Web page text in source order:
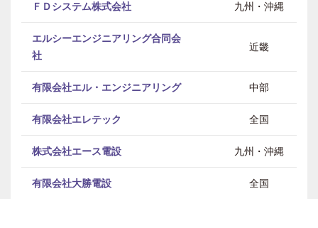
ＦＤシステム株式会社 九州・沖縄
エルシーエンジニアリング合同会
社
近畿
有限会社エル・エンジニアリング 中部
有限会社エレテック 全国
株式会社エース電設 九州・沖縄
有限会社大勝電設 全国